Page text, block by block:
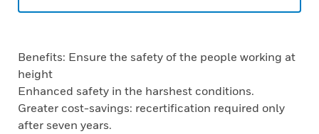
Benefits: Ensure the safety of the people working at
height
Enhanced safety in the harshest conditions.
Greater cost-savings: recertification required only
after seven years.